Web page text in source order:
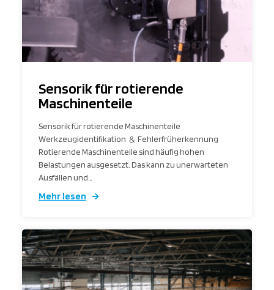
Sensorik für rotierende
Maschinenteile
Sensorik für rotierende Maschinenteile
Werkzeugidentifikation & Fehlerfrüherkennung
Rotierende Maschinenteile sind häufig hohen
Belastungen ausgesetzt. Das kann zu unerwarteten
Ausfällen und…
Mehr lesen